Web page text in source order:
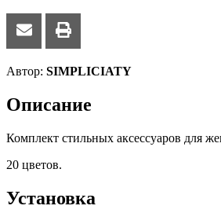
Автор: SIMPLICIATY
Описание
Комплект стильных аксессуаров для
20 цветов.
Установка